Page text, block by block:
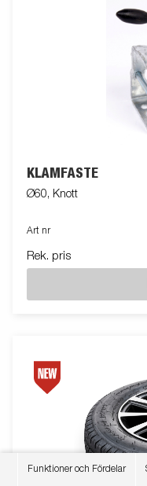
Funktioner och Fördelar
KLÄMFÄSTE
Ø60, Knott
Art nr
Rek. pris